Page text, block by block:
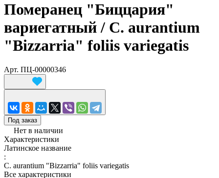
Померанец "Биццария"
вариегатный / C. aurantium
"Bizzarria" foliis variegatis
Арт. ПЦ-00000346
Под заказ
Нет в наличии
Характеристики
Латинское название
:
C. aurantium "Bizzarria" foliis variegatis
Все характеристики